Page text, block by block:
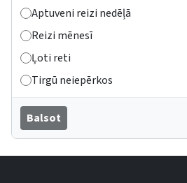
Aptuveni reizi nedēļā
Reizi mēnesī
Ļoti reti
Tirgū neiepērkos
Balsot